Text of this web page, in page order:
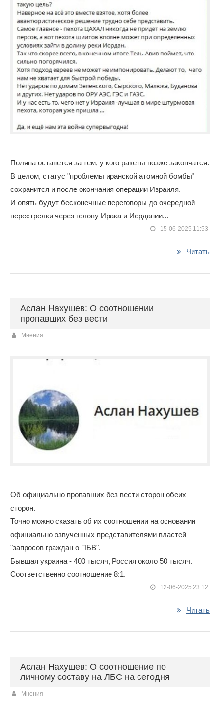
Поляна останется за тем, у кого ракеты позже закончатся.
В целом, статус "проблемы иранской атомной бомбы"
сохранится и после окончания операции Израиля.
И опять будут бесконечные переговоры до очередной
перестрелки через голову Ирака и Иордании...
15-06-2025 11:53
Читать
Аслан Нахушев: О соотношении
пропавших без вести
Мнения
Об официально пропавших без вести сторон обеих
сторон.
Точно можно сказать об их соотношении на основании
официально озвученных представителями властей
"запросов граждан о ПБВ".
Бывшая украина - 400 тысяч, Россия около 50 тысяч.
Соответственно соотношение 8:1.
12-06-2025 23:12
Читать
Аслан Нахушев: О соотношение по
личному составу на ЛБС на сегодня
Мнения